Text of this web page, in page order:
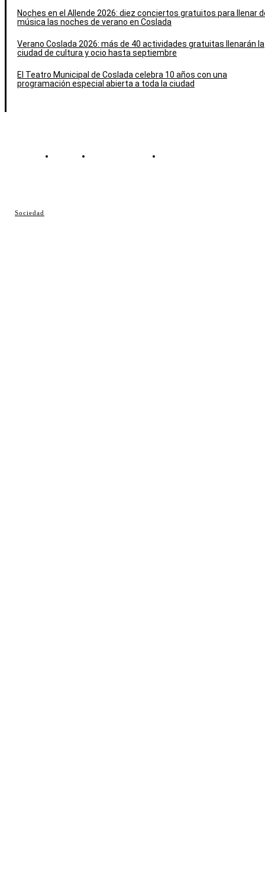
Sociedad
Noches en el Allende 2026: diez conciertos gratuitos para llenar
música las noches de verano en Coslada
Verano Coslada 2026: más de 40 actividades gratuitas llenarán la
ciudad de cultura y ocio hasta septiembre
El Teatro Municipal de Coslada celebra 10 años con una
programación especial abierta a toda la ciudad
Contacto Política de cookies